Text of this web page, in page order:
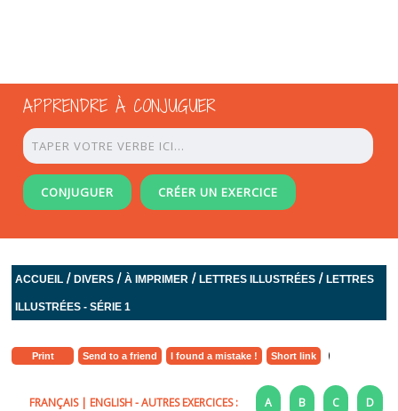
APPRENDRE À CONJUGUER
CONJUGUER CRÉER UN EXERCICE
ACCUEIL /DIVERS /À IMPRIMER /LETTRES ILLUSTRÉES /LETTRES
ILLUSTRÉES - SÉRIE 1
Print Send to a friend I found a mistake ! Short link
FRANÇAIS| ENGLISH- AUTRES EXERCICES : A B C D